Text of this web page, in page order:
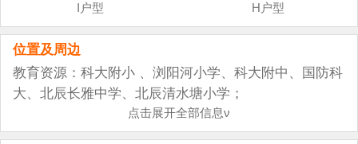
I户型 H户型
位置及周边
教育资源：科大附小 、浏阳河小学、科大附中、国防科
大、北辰长雅中学、北辰清水塘小学；
商场超市：麦德龙、岁宝、伍家岭生活广场、华创国际
广场、凤凰天街；
点击展开全部信息ν